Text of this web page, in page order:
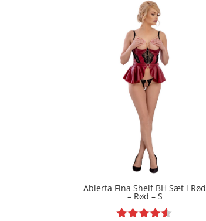
Abierta Fina Shelf BH Sæt i Rød
– Rød – S